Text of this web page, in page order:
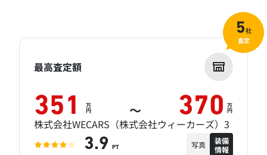
最高査定額
351 万
円 ～ 370 万
円
株式会社WECARS（株式会社ウィーカーズ）3
3.9 PT 写真
装備
情報
5社
査定